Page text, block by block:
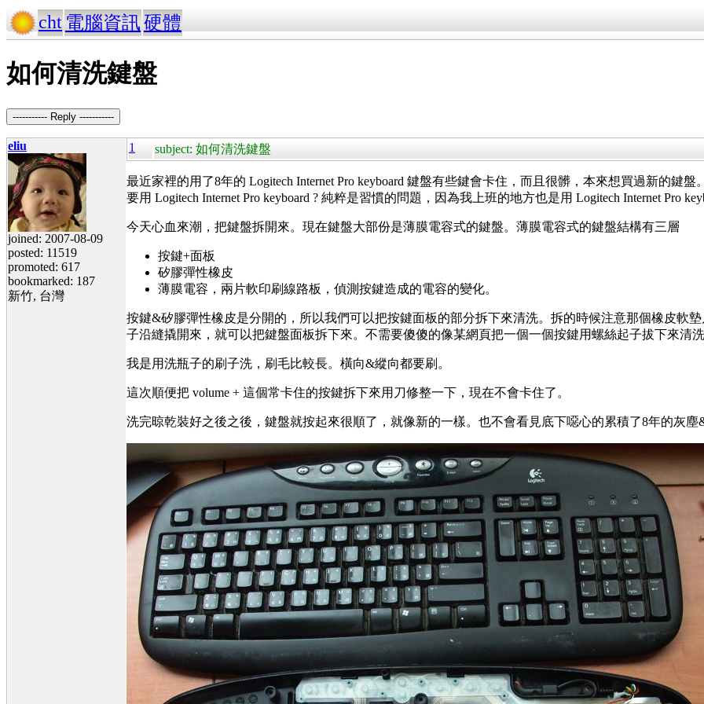
cht 電腦資訊硬體
如何清洗鍵盤
----------- Reply -----------
eliu
joined: 2007-08-09
posted: 11519
promoted: 617
bookmarked: 187
新竹, 台灣
1 subject: 如何清洗鍵盤
最近家裡的用了8年的 Logitech Internet Pro keyboard 鍵盤有些鍵會卡住，而且很髒，本來想買過新的鍵盤
要用 Logitech Internet Pro keyboard ? 純粹是習慣的問題，因為我上班的地方也是用 Logitech Internet Pro
今天心血來潮，把鍵盤拆開來。現在鍵盤大部份是薄膜電容式的鍵盤。薄膜電容式的鍵盤結構有三層
按鍵+面板
矽膠彈性橡皮
薄膜電容，兩片軟印刷線路板，偵測按鍵造成的電容的變化。
按鍵&矽膠彈性橡皮是分開的，所以我們可以把按鍵面板的部分拆下來清洗。拆的時候注意那個橡皮軟
子沿縫撬開來，就可以把鍵盤面板拆下來。不需要傻傻的像某網頁把一個一個按鍵用螺絲起子拔下來清
我是用洗瓶子的刷子洗，刷毛比較長。橫向&縱向都要刷。
這次順便把 volume + 這個常卡住的按鍵拆下來用刀修整一下，現在不會卡住了。
洗完晾乾裝好之後之後，鍵盤就按起來很順了，就像新的一樣。也不會看見底下噁心的累積了8年的灰塵